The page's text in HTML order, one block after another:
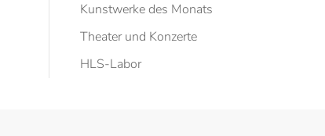
Kunstwerke des Monats
Theater und Konzerte
HLS-Labor